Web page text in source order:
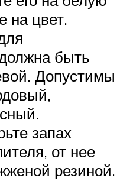
на цвет.
быть
Допустимы
запах
от нее
резиной.